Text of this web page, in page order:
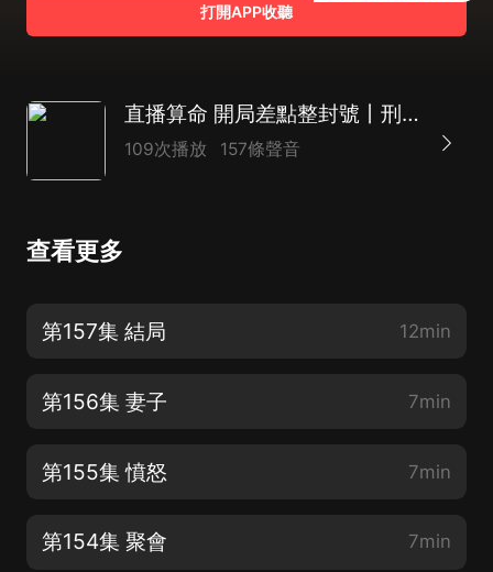
打開APP收聽
直播算命 開局差點整封號丨刑偵破案&懸疑搞笑&陰陽推算&都市異能
109次播放 157條聲音
查看更多
第157集 結局 12min
第156集 妻子 7min
第155集 憤怒 7min
第154集 聚會 7min